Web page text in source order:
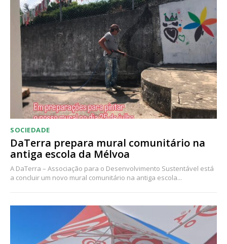
Acesso ao conteúdo online
Acesso aos conteúdos Exclusivos para
assinantes
Ofertas para assinatura anual
Escolha o plano
SOCIEDADE
DaTerra prepara mural comunitário na
antiga escola da Mélvoa
A DaTerra – Associação para o Desenvolvimento Sustentável está
a concluir um novo mural comunitário na antiga escola...